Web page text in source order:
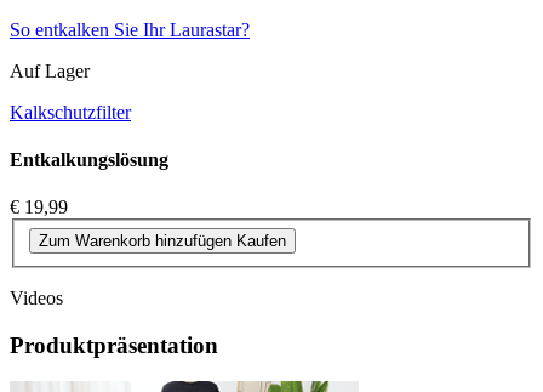
So entkalken Sie Ihr Laurastar?
Auf Lager
Kalkschutzfilter
Entkalkungslösung
€ 19,99
Zum Warenkorb hinzufügen Kaufen
Videos
Produktpräsentation